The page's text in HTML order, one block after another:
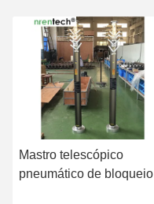
Mastro telescópico
pneumático de bloqueio